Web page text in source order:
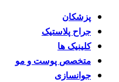
پزشکان
جراح پلاستیک
کلینیک ها
متخصص پوست و مو
جوانسازی